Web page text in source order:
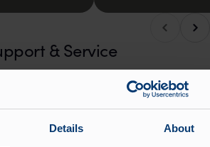
Details About
Nach links blättern
& Service
Know-how und schnellem Vor-Ort-
Ihre Abläufe unterbrechungsfrei am
Servicenetzwerk sorgt dafür,
genau dann zur Stelle sind, wenn Sie
zuverlässige, effiziente und sichere